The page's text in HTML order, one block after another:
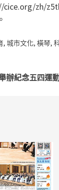
cice.org/zh/
, 城市文化, 橫琴,
辦紀念五四運